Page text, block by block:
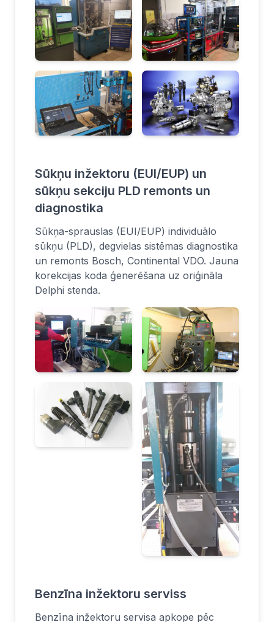
Sūkņu inžektoru (EUI/EUP) un
sūkņu sekciju PLD remonts un
diagnostika
Sūkņa-sprauslas (EUI/EUP) individuālo
sūkņu (PLD), degvielas sistēmas diagnostika
un remonts Bosch, Continental VDO. Jauna
korekcijas koda ģenerēšana uz oriģināla
Delphi stenda.
Benzīna inžektoru serviss
Benzīna inžektoru servisa apkope pēc